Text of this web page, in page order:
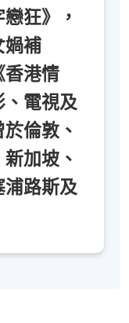
狂》，
媧補
香港情
電視及
倫敦、
加坡、
浦路斯及